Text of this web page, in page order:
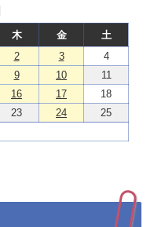
木 金
土
2 3
4
9 10
11
16 17
18
23 24
25